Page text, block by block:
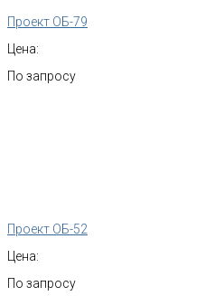
Проект ОБ-79
Цена:
По запросу
Проект ОБ-52
Цена:
По запросу